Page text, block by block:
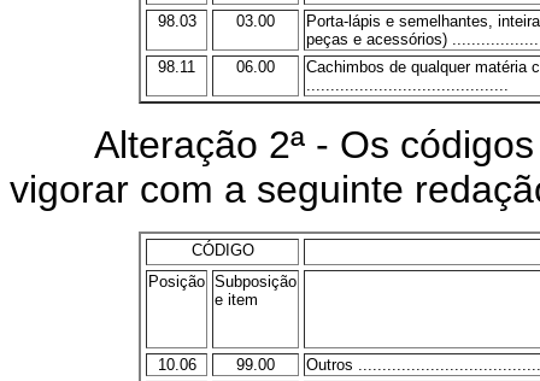
98.03
03.00
Porta-lápis e semelhantes,
peças e acessórios)
98.11
06.00
Cachimbos de qualquer matéria
Alteração 2ª - Os códigos
vigorar com a seguinte
CÓDIGO
Posição Subposição
e item
10.06 99.00
Outros